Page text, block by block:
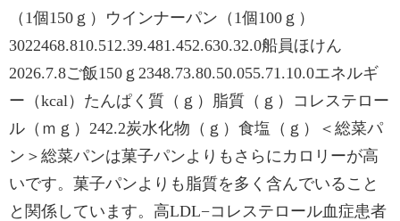
（1個150ｇ）ウインナーパン（1個100ｇ）
3022468.810.512.39.481.452.630.32.0船員ほけん
2026.7.8ご飯150ｇ2348.73.80.50.055.71.10.0エネルギ
ー（kcal）たんぱく質（ｇ）脂質（ｇ）コレステロー
ル（ｍｇ）242.2炭水化物（ｇ）食塩（ｇ）＜総菜パ
ン＞総菜パンは菓子パンよりもさらにカロリーが高
いです。菓子パンよりも脂質を多く含んでいること
と関係しています。高LDL−コレステロール血症患者